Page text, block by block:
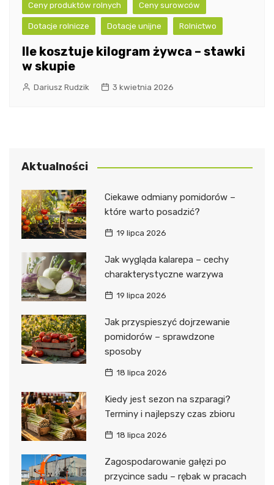
Ceny produktów rolnych Ceny surowców
Dotacje rolnicze Dotacje unijne Rolnictwo
Ile kosztuje kilogram żywca – stawki
w skupie
Dariusz Rudzik 3 kwietnia 2026
Aktualności
Ciekawe odmiany pomidorów –
które warto posadzić?
19 lipca 2026
Jak wygląda kalarepa – cechy
charakterystyczne warzywa
19 lipca 2026
Jak przyspieszyć dojrzewanie
pomidorów – sprawdzone
sposoby
18 lipca 2026
Kiedy jest sezon na szparagi?
Terminy i najlepszy czas zbioru
18 lipca 2026
Zagospodarowanie gałęzi po
przycince sadu – rębak w pracach